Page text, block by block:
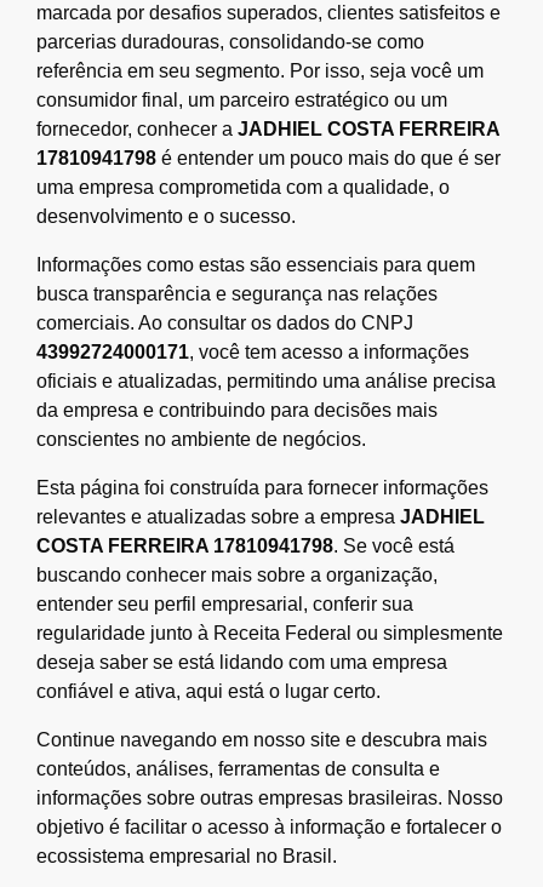
marcada por desafios superados, clientes satisfeitos e
parcerias duradouras, consolidando-se como
referência em seu segmento. Por isso, seja você um
consumidor final, um parceiro estratégico ou um
fornecedor, conhecer a JADHIEL COSTA FERREIRA
17810941798 é entender um pouco mais do que é ser
uma empresa comprometida com a qualidade, o
desenvolvimento e o sucesso.
Informações como estas são essenciais para quem
busca transparência e segurança nas relações
comerciais. Ao consultar os dados do CNPJ
43992724000171, você tem acesso a informações
oficiais e atualizadas, permitindo uma análise precisa
da empresa e contribuindo para decisões mais
conscientes no ambiente de negócios.
Esta página foi construída para fornecer informações
relevantes e atualizadas sobre a empresa JADHIEL
COSTA FERREIRA 17810941798. Se você está
buscando conhecer mais sobre a organização,
entender seu perfil empresarial, conferir sua
regularidade junto à Receita Federal ou simplesmente
deseja saber se está lidando com uma empresa
confiável e ativa, aqui está o lugar certo.
Continue navegando em nosso site e descubra mais
conteúdos, análises, ferramentas de consulta e
informações sobre outras empresas brasileiras. Nosso
objetivo é facilitar o acesso à informação e fortalecer o
ecossistema empresarial no Brasil.